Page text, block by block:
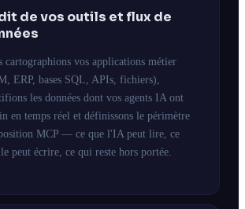
de vos outils et flux de
cartographions vos applications métier
ERP, bases SQL, APIs, fichiers),
les données dont vos agents IA ont
en temps réel et définissons le périmètre
MCP — ce que l'IA peut lire, ce
peut écrire, ce qui reste hors portée.